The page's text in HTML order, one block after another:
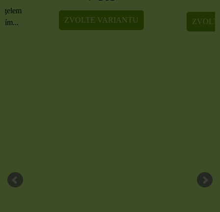
ZVOLTE VARIANTU ZVOLTE